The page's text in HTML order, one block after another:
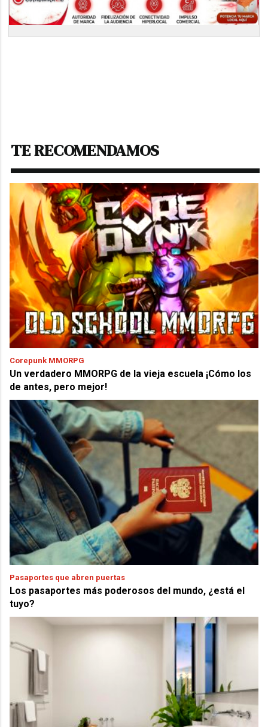
TE RECOMENDAMOS
Corepunk MMORPG
Un verdadero MMORPG de la vieja escuela ¡Cómo los
de antes, pero mejor!
Pasaportes que abren puertas
Los pasaportes más poderosos del mundo, ¿está el
tuyo?